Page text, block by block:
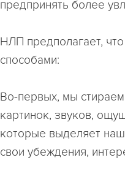
предпринять более
НЛП предполагает,
способами:
Во-первых, мы
картинок, звуков,
которые выделяет
свои убеждения,